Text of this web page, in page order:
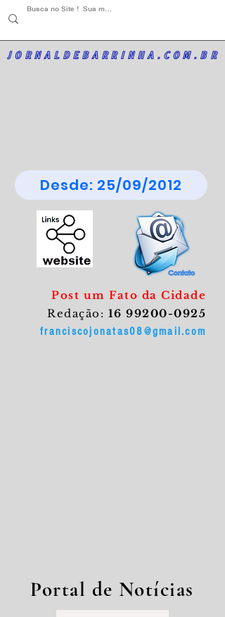
JORNALDEBARRINHA.COM.BR
Desde: 25/09/2012
Post um Fato da Cidade
Redação: 16 99200-0925
franciscojonatas08@gmail.com
Portal de Notícias